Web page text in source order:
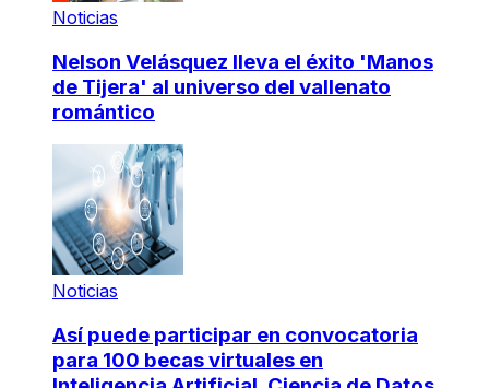
Noticias
Nelson Velásquez lleva el éxito 'Manos
de Tijera' al universo del vallenato
romántico
Noticias
Así puede participar en convocatoria
para 100 becas virtuales en